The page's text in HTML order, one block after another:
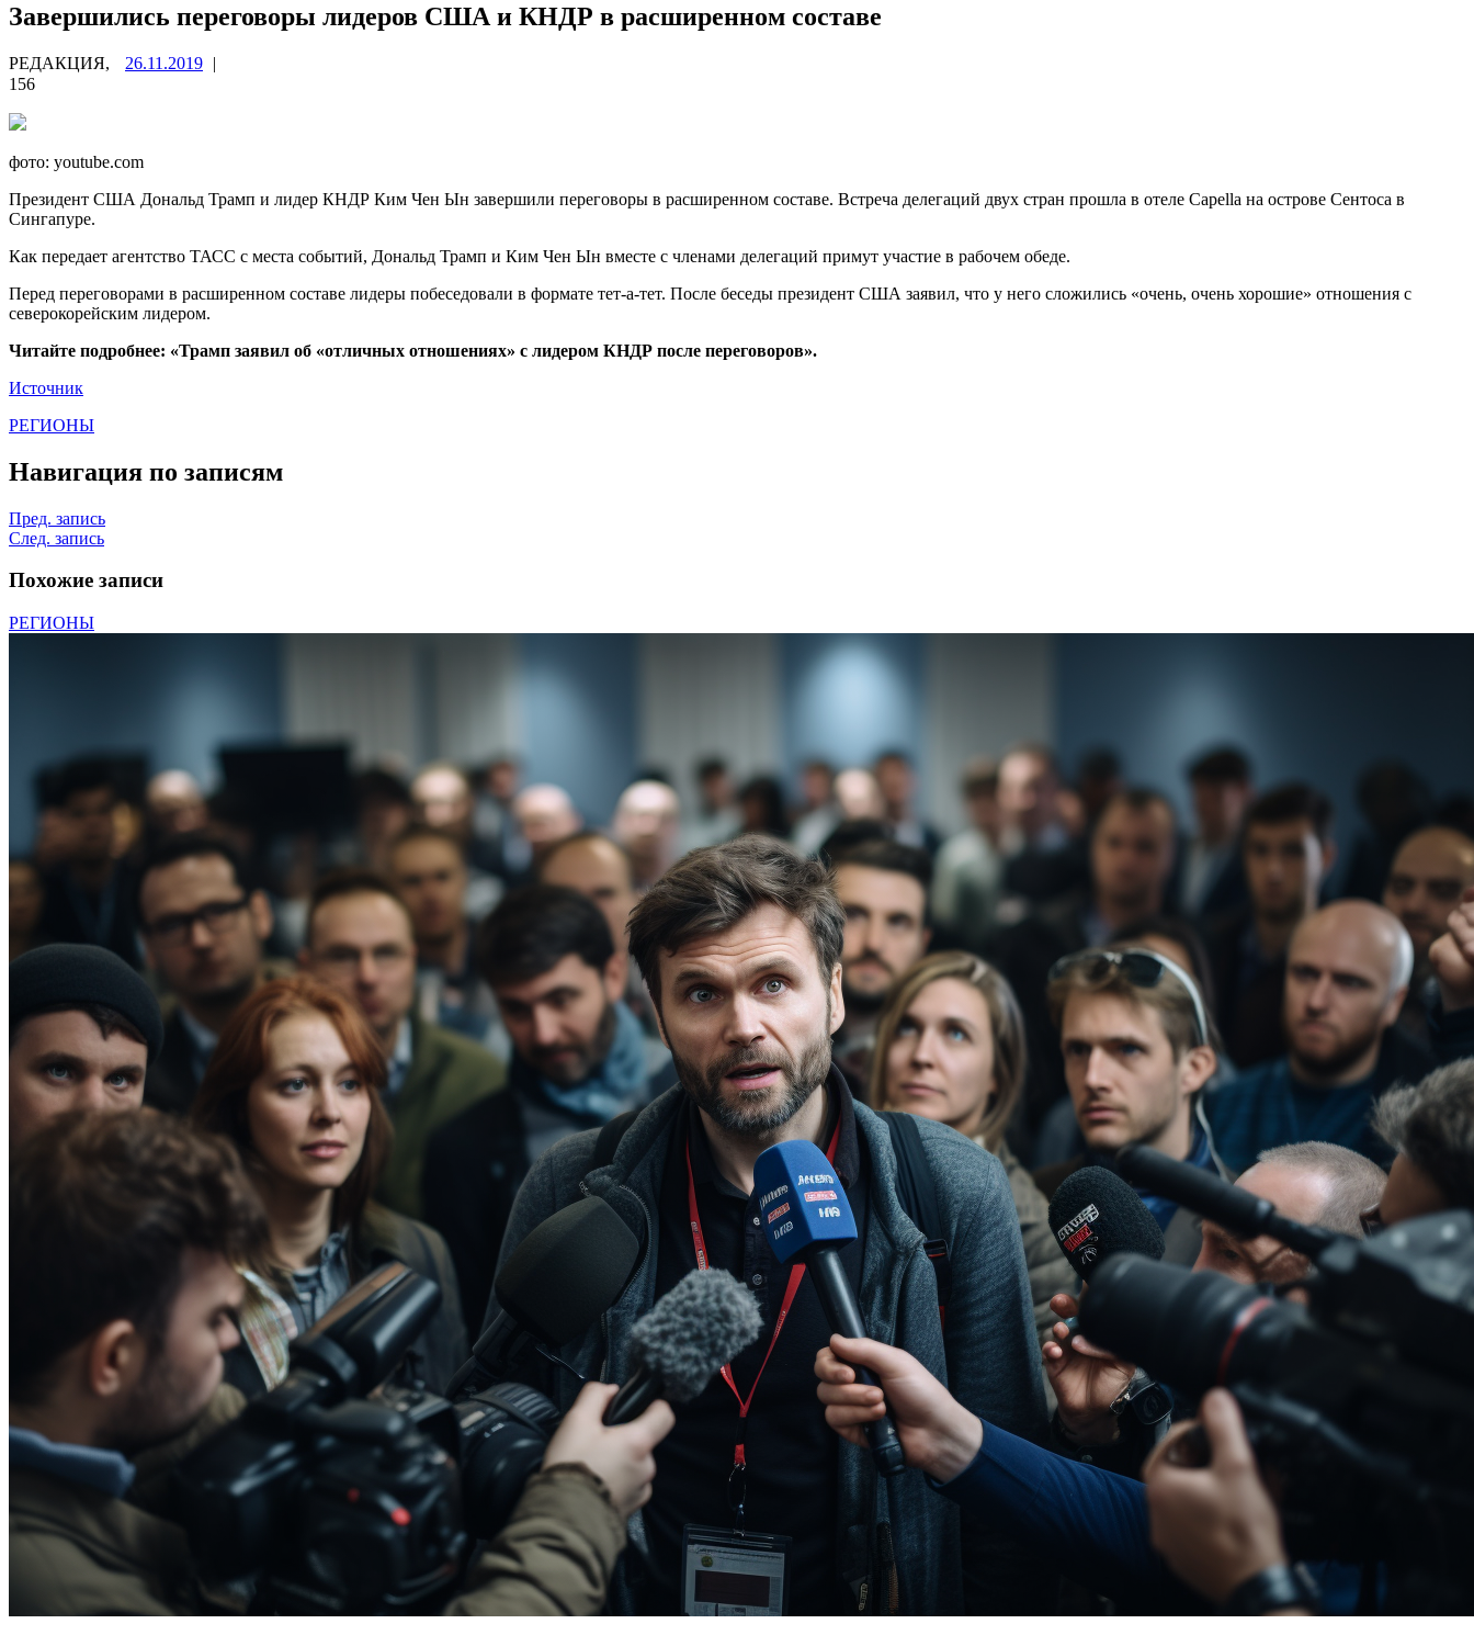
Завершились переговоры лидеров США и КНДР в расширенном составе
РЕДАКЦИЯ, 26.11.2019 |
156
фото: youtube.com
Президент США Дональд Трамп и лидер КНДР Ким Чен Ын завершили переговоры в расширенном составе. Встреча делегаций двух стран прошла в отеле Capella на острове Сентоса в
Сингапуре.
Как передает агентство ТАСС с места событий, Дональд Трамп и Ким Чен Ын вместе с членами делегаций примут участие в рабочем обеде.
Перед переговорами в расширенном составе лидеры побеседовали в формате тет-а-тет. После беседы президент США заявил, что у него сложились «очень, очень хорошие» отношения с
северокорейским лидером.
Читайте подробнее: «Трамп заявил об «отличных отношениях» с лидером КНДР после переговоров».
Источник
РЕГИОНЫ
Навигация по записям
Пред. запись
След. запись
Похожие записи
РЕГИОНЫ